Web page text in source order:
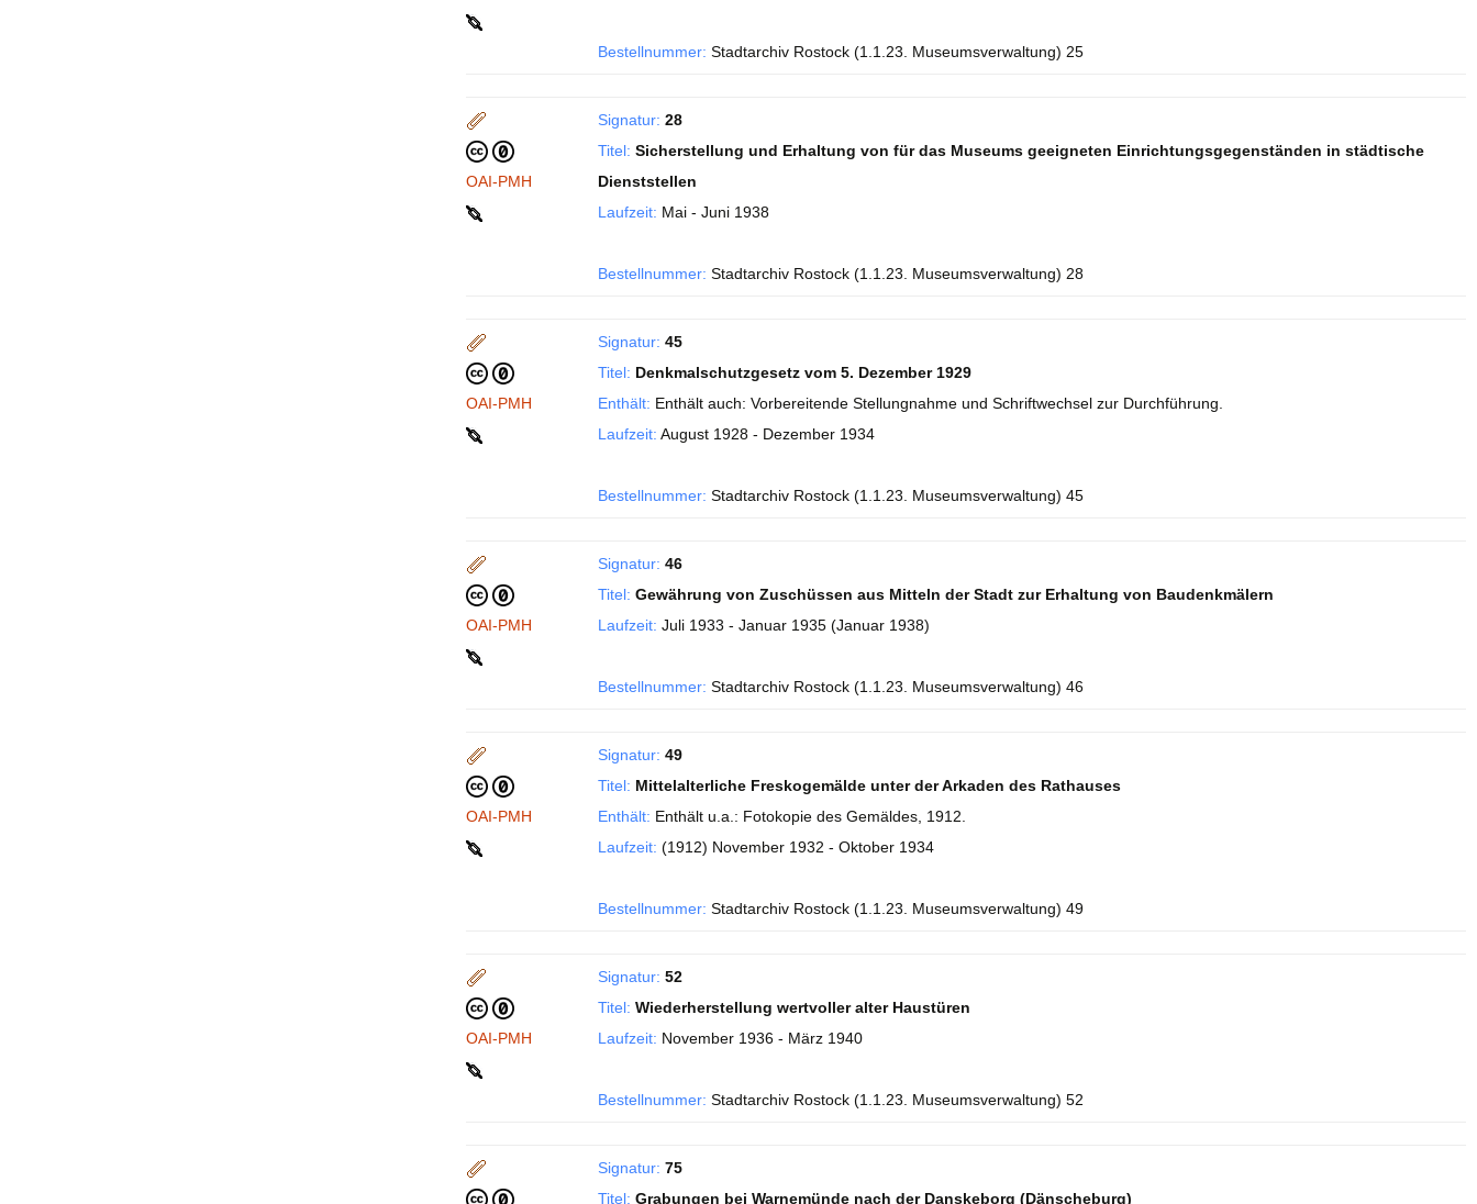
Bestellnummer: Stadtarchiv Rostock (1.1.23. Museumsverwaltung) 25
OAI-PMH
Signatur: 28
Titel: Sicherstellung und Erhaltung von für das Museums geeigneten Einrichtungsgegenständen in städtische
Dienststellen
Laufzeit: Mai - Juni 1938
Bestellnummer: Stadtarchiv Rostock (1.1.23. Museumsverwaltung) 28
OAI-PMH
Signatur: 45
Titel: Denkmalschutzgesetz vom 5. Dezember 1929
Enthält: Enthält auch: Vorbereitende Stellungnahme und Schriftwechsel zur Durchführung.
Laufzeit: August 1928 - Dezember 1934
Bestellnummer: Stadtarchiv Rostock (1.1.23. Museumsverwaltung) 45
OAI-PMH
Signatur: 46
Titel: Gewährung von Zuschüssen aus Mitteln der Stadt zur Erhaltung von Baudenkmälern
Laufzeit: Juli 1933 - Januar 1935 (Januar 1938)
Bestellnummer: Stadtarchiv Rostock (1.1.23. Museumsverwaltung) 46
OAI-PMH
Signatur: 49
Titel: Mittelalterliche Freskogemälde unter der Arkaden des Rathauses
Enthält: Enthält u.a.: Fotokopie des Gemäldes, 1912.
Laufzeit: (1912) November 1932 - Oktober 1934
Bestellnummer: Stadtarchiv Rostock (1.1.23. Museumsverwaltung) 49
OAI-PMH
Signatur: 52
Titel: Wiederherstellung wertvoller alter Haustüren
Laufzeit: November 1936 - März 1940
Bestellnummer: Stadtarchiv Rostock (1.1.23. Museumsverwaltung) 52
Signatur: 75
Titel: Grabungen bei Warnemünde nach der Danskeborg (Dänscheburg)